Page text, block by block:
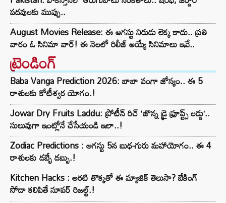
పదవులకు ముప్పు..
August Movies Release: ఈ ఆగస్టు నిరుడు లెక్క కాదు.. ప్రతి
వారం ఓ సినిమా వార్! ఈ నెలలో రిలీజ్ అయ్యే సినిమాలు ఇవే..
ట్రెండింగ్‌
Baba Vanga Prediction 2026: బాబా వంగా జోస్యం.. ఈ 5
రాశులకు కోటీశ్వర యోగం.!
Jowar Dry Fruits Laddu: ప్రోటీన్ రిచ్ ‘జొన్న డ్రై ఫ్రూప్ట్స్ లడ్డు’..
సులువుగా ఇంట్లోనే చేసేయండి ఇలా..!
Zodiac Predictions : ఆగస్టు 5న బుధ-గురు మహాయోగం.. ఈ 4
రాశులకు డబ్బే డబ్బు.!
Kitchen Hacks : అరటి తొక్కతో ఈ మ్యాజిక్ తెలుసా? బేకింగ్
సోడా కలిపితే సూపర్ రిజల్ట్.!